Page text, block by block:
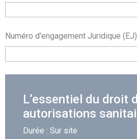
Numéro d'engagement Juridique (EJ)
L’essentiel du droit
autorisations
Durée : Sur site